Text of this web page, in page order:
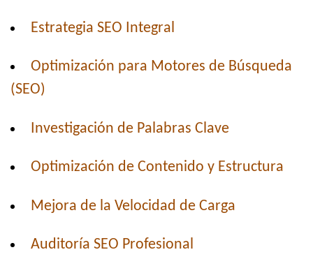
Estrategia SEO Integral
Optimización para Motores de Búsqueda
(SEO)
Investigación de Palabras Clave
Optimización de Contenido y Estructura
Mejora de la Velocidad de Carga
Auditoría SEO Profesional